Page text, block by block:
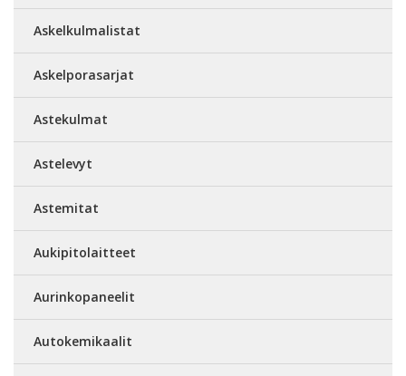
Askelkulmalistat
Askelporasarjat
Astekulmat
Astelevyt
Astemitat
Aukipitolaitteet
Aurinkopaneelit
Autokemikaalit